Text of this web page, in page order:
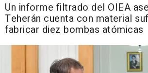
Un informe filtrado del OIEA
Teherán cuenta con material
fabricar diez bombas atómicas